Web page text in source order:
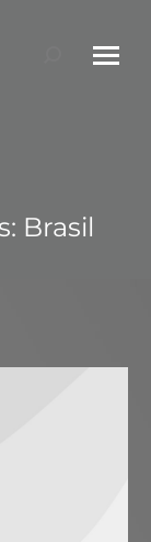
Search:
Brasil